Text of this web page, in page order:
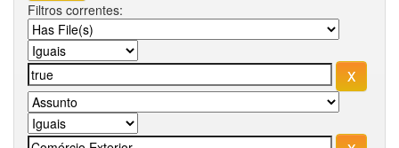
Filtros correntes: